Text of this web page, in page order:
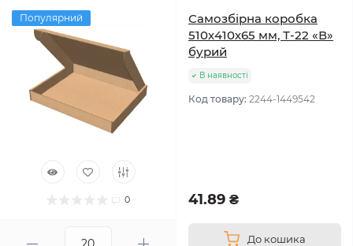
Популярний
0
Самозбірна коробка
510х410х65 мм, Т-22 «В»
бурий
В наявності
Код товару: 2244-1449542
41.89 ₴
До кошика